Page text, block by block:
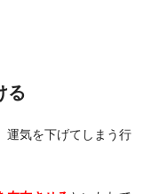
る
運気を下げてしまう行